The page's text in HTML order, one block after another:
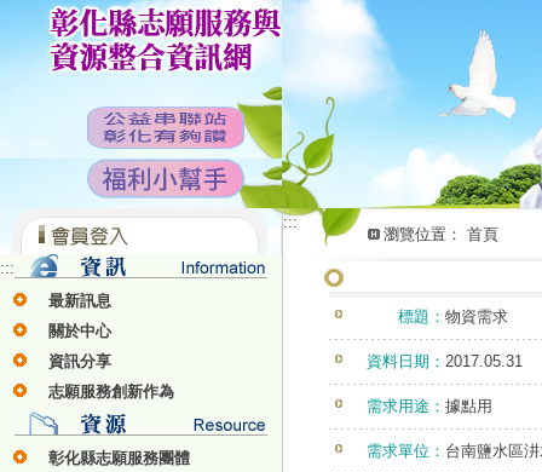
:::
最新訊息
關於中心
資訊分享
志願服務創新作為
彰化縣志願服務團體
:::
瀏覽位置： 首頁
標題： 物資需求
資料日期： 2017.05.31
需求用途： 據點用
需求單位： 台南鹽水區